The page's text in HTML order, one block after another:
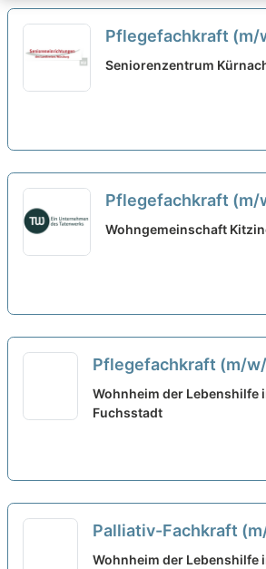
Pflegefachkraft (m/
- Werden Sie Teil
Seniorenzentrum
Pflegefachkraft (m/
(15-30 Stunden/
Wohngemeinschaft
Pflegefachkraft (m/
(35 Stunden/Woche)
den passenden Job
Wohnheim der Lebenshilfe
Fuchsstadt
Palliativ-Fachkraft
Teilzeit (15-35
Wohnheim der Lebenshilfe